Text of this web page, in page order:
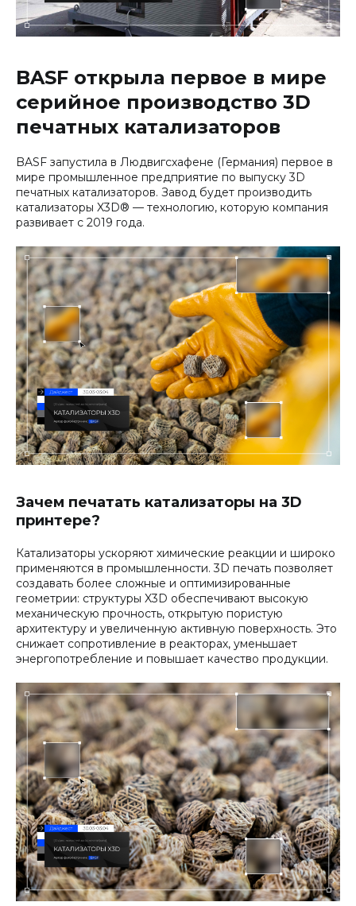
BASF открыла первое в мире
серийное производство 3D
печатных катализаторов
BASF запустила в Людвигсхафене (Германия) первое в
мире промышленное предприятие по выпуску 3D
печатных катализаторов. Завод будет производить
катализаторы X3D® — технологию, которую компания
развивает с 2019 года.
Зачем печатать катализаторы на 3D
принтере?
Катализаторы ускоряют химические реакции и широко
применяются в промышленности. 3D печать позволяет
создавать более сложные и оптимизированные
геометрии: структуры X3D обеспечивают высокую
механическую прочность, открытую пористую
архитектуру и увеличенную активную поверхность. Это
снижает сопротивление в реакторах, уменьшает
энергопотребление и повышает качество продукции.